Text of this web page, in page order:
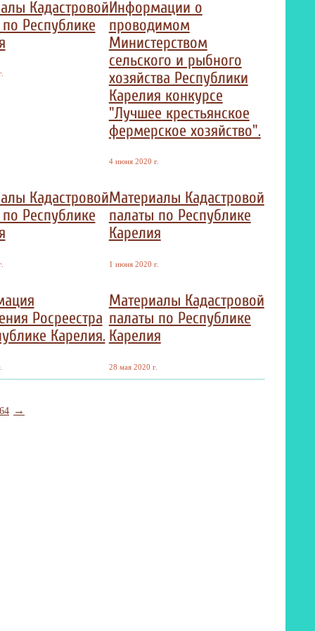
Кадастровой
Республике
Информации о
проводимом
Министерством
сельского и рыбного
хозяйства Республики
Карелия конкурсе
"Лучшее крестьянское
фермерское хозяйство".
4 июня 2020 г.
Кадастровой
Республике
Материалы Кадастровой
палаты по Республике
Карелия
1 июня 2020 г.
Росреестра
Карелия.
Материалы Кадастровой
палаты по Республике
Карелия
28 мая 2020 г.
→